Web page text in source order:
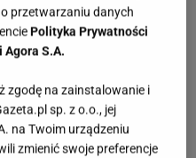
przetwarzaniu danych
Polityka Prywatności
S.A.
zgodę na zainstalowanie i
sp. z o.o., jej
na Twoim urządzeniu
zmienić swoje preferencje